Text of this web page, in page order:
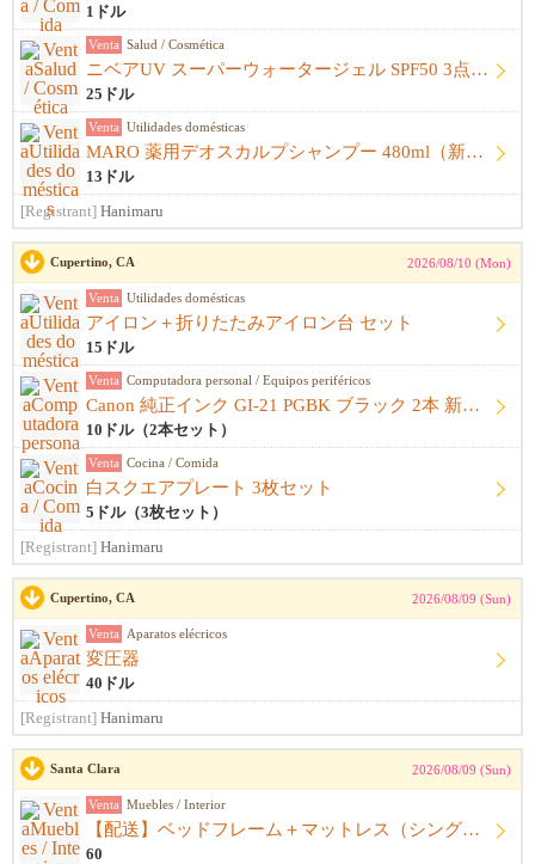
1ドル
Venta Salud / Cosmética
ニベアUV スーパーウォータージェル SPF50 3点セット（未開封）
25ドル
Venta Utilidades domésticas
MARO 薬用デオスカルプシャンプー 480ml（新品）
13ドル
[Registrant] Hanimaru
Cupertino, CA 2026/08/10 (Mon)
Venta Utilidades domésticas
アイロン＋折りたたみアイロン台 セット
15ドル
Venta Computadora personal / Equipos periféricos
Canon 純正インク GI-21 PGBK ブラック 2本 新品未開封
10ドル（2本セット）
Venta Cocina / Comida
白スクエアプレート 3枚セット
5ドル（3枚セット）
[Registrant] Hanimaru
Cupertino, CA 2026/08/09 (Sun)
Venta Aparatos elécricos
変圧器
40ドル
[Registrant] Hanimaru
Santa Clara 2026/08/09 (Sun)
Venta Muebles / Interior
【配送】ベッドフレーム＋マットレス（シングル）
60